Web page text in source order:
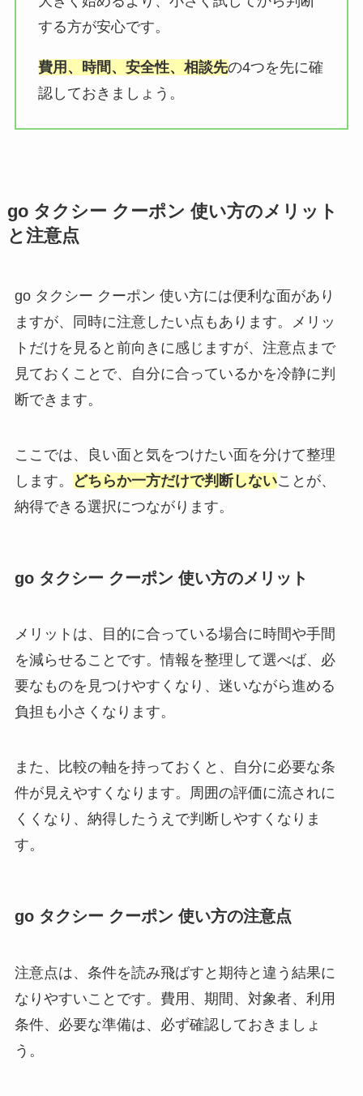
する方が安心です。
費用、時間、安全性、相談先の4つを先に確
認しておきましょう。
go タクシー クーポン 使い方のメリット
と注意点
go タクシー クーポン 使い方には便利な面があり
ますが、同時に注意したい点もあります。メリッ
トだけを見ると前向きに感じますが、注意点まで
見ておくことで、自分に合っているかを冷静に判
断できます。
ここでは、良い面と気をつけたい面を分けて整理
します。
どちらか一方だけで判断しないことが、
納得できる選択につながります。
go タクシー クーポン 使い方のメリット
メリットは、目的に合っている場合に時間や手間
を減らせることです。情報を整理して選べば、必
要なものを見つけやすくなり、迷いながら進める
負担も小さくなります。
また、比較の軸を持っておくと、自分に必要な条
件が見えやすくなります。周囲の評価に流されに
くくなり、納得したうえで判断しやすくなりま
す。
go タクシー クーポン 使い方の注意点
注意点は、条件を読み飛ばすと期待と違う結果に
なりやすいことです。費用、期間、対象者、利用
条件、必要な準備は、必ず確認しておきましょ
う。